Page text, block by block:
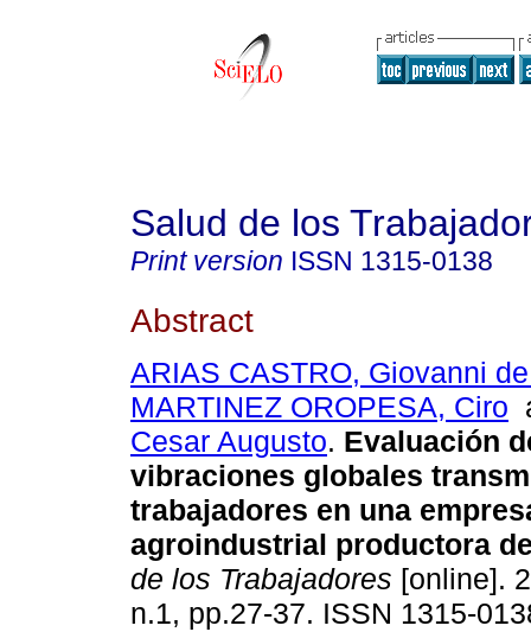
Salud de los
Print version ISSN 1315-0138
Abstract
ARIAS CASTRO, Giovanni
MARTINEZ OROPESA, Ciro
Cesar Augusto. Evaluación
vibraciones globales
trabajadores en una
agroindustrial productora
de los Trabajadores [online].
n.1, pp.27-37. ISSN 1315-